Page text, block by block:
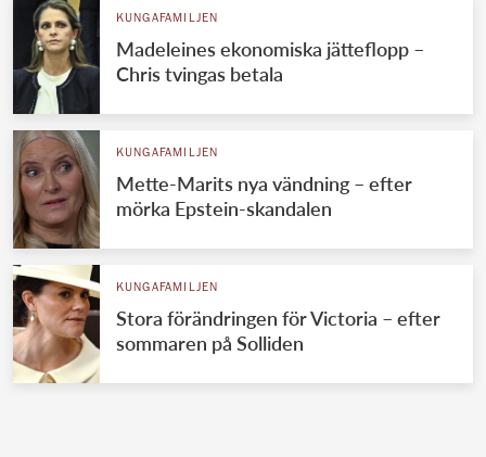
KUNGAFAMILJEN
Madeleines ekonomiska jätteflopp –
Chris tvingas betala
KUNGAFAMILJEN
Mette-Marits nya vändning – efter
mörka Epstein-skandalen
KUNGAFAMILJEN
Stora förändringen för Victoria – efter
sommaren på Solliden